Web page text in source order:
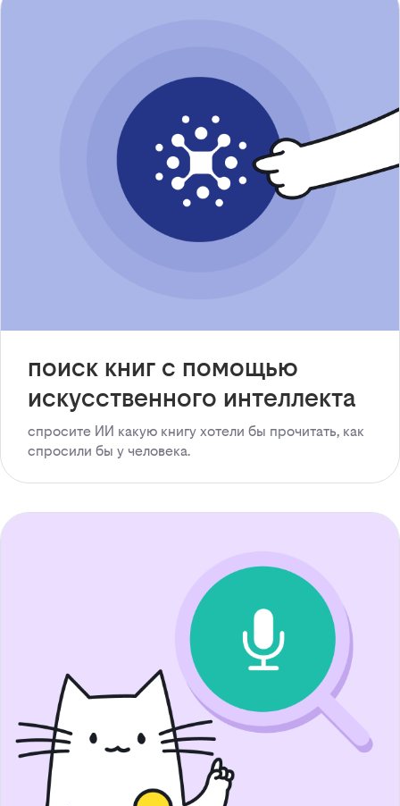
поиск книг с помощью
искусственного интеллекта
спросите ИИ какую книгу хотели бы прочитать, как
спросили бы у человека.